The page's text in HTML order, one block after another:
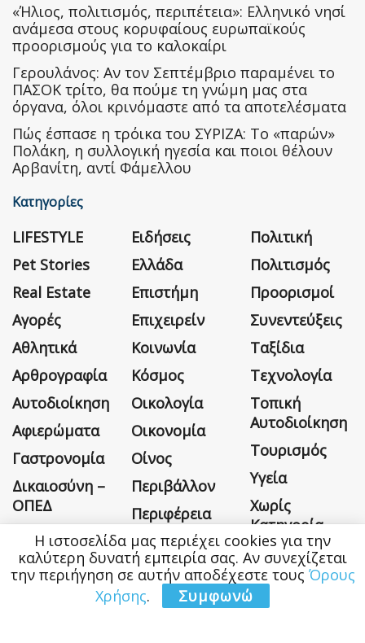
«Ήλιος, πολιτισμός, περιπέτεια»: Ελληνικό νησί
ανάμεσα στους κορυφαίους ευρωπαϊκούς
προορισμούς για το καλοκαίρι
Γερουλάνος: Αν τον Σεπτέμβριο παραμένει το
ΠΑΣΟΚ τρίτο, θα πούμε τη γνώμη μας στα
όργανα, όλοι κρινόμαστε από τα αποτελέσματα
Πώς έσπασε η τρόικα του ΣΥΡΙΖΑ: Το «παρών»
Πολάκη, η συλλογική ηγεσία και ποιοι θέλουν
Αρβανίτη, αντί Φάμελλου
Κατηγορίες
LIFESTYLE
Pet Stories
Real Estate
Αγορές
Αθλητικά
Αρθρογραφία
Αυτοδιοίκηση
Αφιερώματα
Γαστρονομία
Δικαιοσύνη –
ΟΠΕΔ
Ειδήσεις
Ελλάδα
Επιστήμη
Επιχειρείν
Κοινωνία
Κόσμος
Οικολογία
Οικονομία
Οίνος
Περιβάλλον
Περιφέρεια
Πολιτική
Πολιτισμός
Προορισμοί
Συνεντεύξεις
Ταξίδια
Τεχνολογία
Τοπική
Αυτοδιοίκηση
Τουρισμός
Υγεία
Χωρίς
Κατηγορία
Όροι Χρήσης Επικοινωνία
Η ιστοσελίδα μας περιέχει cookies για την
καλύτερη δυνατή εμπειρία σας. Αν συνεχίζεται
την περιήγηση σε αυτήν αποδέχεστε τους Όρους
Χρήσης. Συμφωνώ